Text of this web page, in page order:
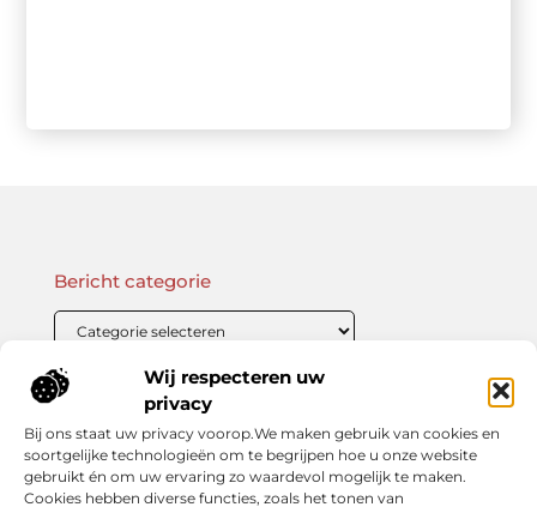
Wij respecteren uw
privacy
Bij ons staat uw privacy voorop.We maken gebruik van cookies en
soortgelijke technologieën om te begrijpen hoe u onze website
gebruikt én om uw ervaring zo waardevol mogelijk te maken.
Cookies hebben diverse functies, zoals het tonen van
Onze informatie
Bericht categorie